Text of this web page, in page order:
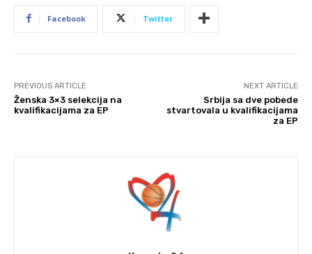
Facebook Twitter
PREVIOUS ARTICLE
Ženska 3×3 selekcija na
kvalifikacijama za EP
NEXT ARTICLE
Srbija sa dve pobede
stvartovala u kvalifikacijama
za EP